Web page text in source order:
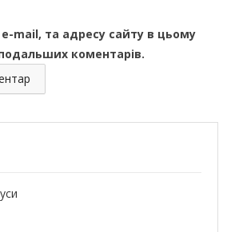
mail, та адресу сайту в цьому
коментарів.